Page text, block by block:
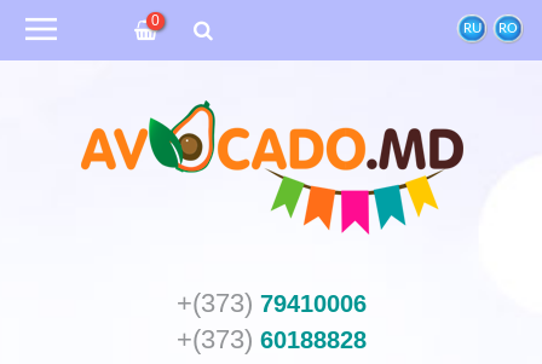
RU RO
0
+(373) 79410006
+(373) 60188828